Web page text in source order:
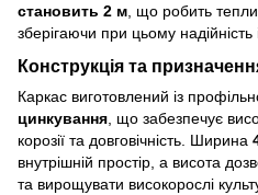
становить 2 м , що робить
зберігаючи при цьому надійність і
Конструкція та
Каркас виготовлений із
цинкування, що забезпечує
корозії та довговічність. Ширина
внутрішній простір, а висота
та вирощувати високорослі